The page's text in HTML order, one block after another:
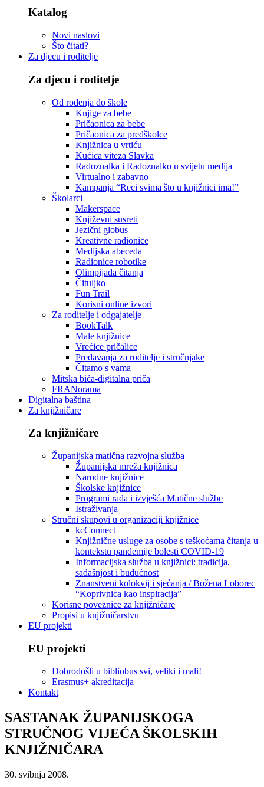
Katalog
Novi naslovi
Što čitati?
Za djecu i roditelje
Za djecu i roditelje
Od rođenja do škole
Knjige za bebe
Pričaonica za bebe
Pričaonica za predškolce
Knjižnica u vrtiću
Kućica viteza Slavka
Radoznalka i Radoznalko u svijetu medija
Virtualno i zabavno
Kampanja “Reci svima što u knjižnici ima!”
Školarci
Makerspace
Književni susreti
Jezični globus
Kreativne radionice
Medijska abeceda
Radionice robotike
Olimpijada čitanja
Čituljko
Fun Trail
Korisni online izvori
Za roditelje i odgajatelje
BookTalk
Male knjižnice
Vrećice pričalice
Predavanja za roditelje i stručnjake
Čitamo s vama
Mitska bića-digitalna priča
FRANorama
Digitalna baština
Za knjižničare
Za knjižničare
Županijska matična razvojna služba
Županijska mreža knjižnica
Narodne knjižnice
Školske knjižnice
Programi rada i izvješća Matične službe
Istraživanja
Stručni skupovi u organizaciji knjižnice
kcConnect
Knjižnične usluge za osobe s teškoćama čitanja u
kontekstu pandemije bolesti COVID-19
Informacijska služba u knjižnici: tradicija,
sadašnjost i budućnost
Znanstveni kolokvij i sjećanja / Božena Loborec
“Koprivnica kao inspiracija”
Korisne poveznice za knjižničare
Propisi u knjižničarstvu
EU projekti
EU projekti
Dobrodošli u bibliobus svi, veliki i mali!
Erasmus+ akreditacija
Kontakt
SASTANAK ŽUPANIJSKOGA
STRUČNOG VIJEĆA ŠKOLSKIH
KNJIŽNIČARA
30. svibnja 2008.